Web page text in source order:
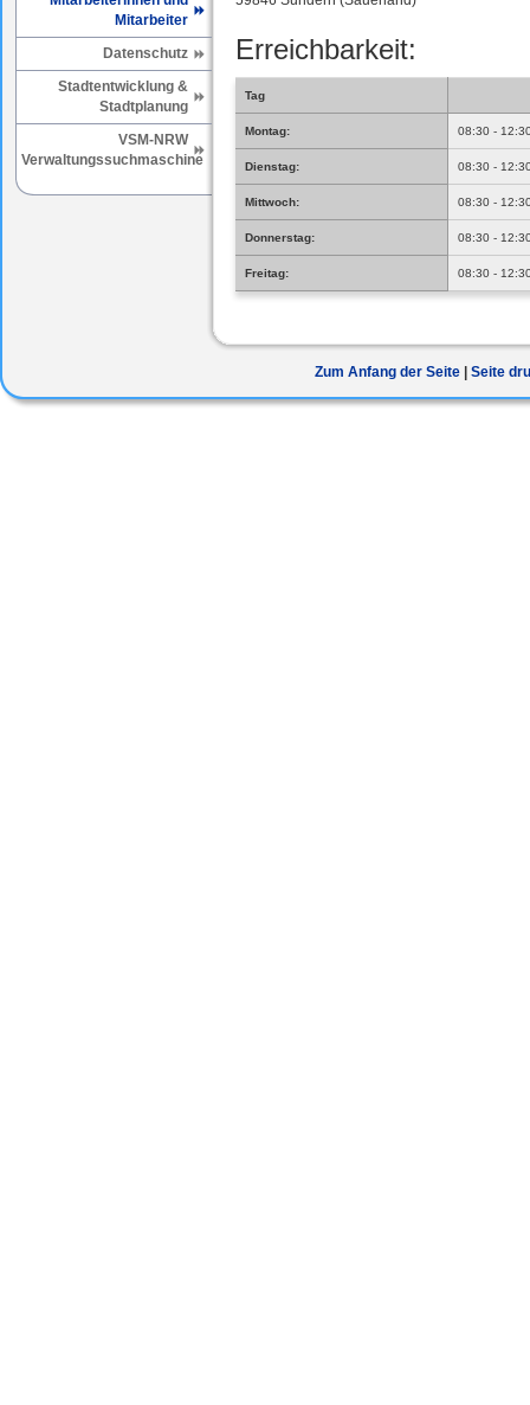
Mitarbeiter
Datenschutz
Stadtentwicklung &
Stadtplanung
VSM-NRW
Verwaltungssuchmaschine
Erreichbarkeit:
Tag
Montag: 08:30 -
Dienstag: 08:30 -
Mittwoch: 08:30 -
Donnerstag: 08:30 -
Freitag: 08:30 -
Zum Anfang der Seite Seite